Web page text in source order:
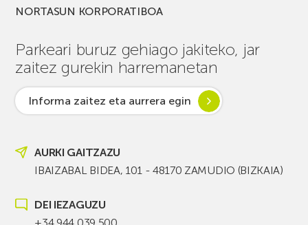
NORTASUN KORPORATIBOA
Parkeari buruz gehiago jakiteko, jar
zaitez gurekin harremanetan
Informa zaitez eta aurrera egin
AURKI GAITZAZU
IBAIZABAL BIDEA, 101 - 48170 ZAMUDIO (BIZKAIA)
DEI IEZAGUZU